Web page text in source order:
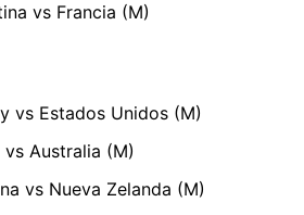
vs Francia (M)
vs Estados Unidos (M)
vs Australia (M)
vs Nueva Zelanda (M)